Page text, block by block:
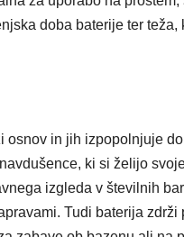
doba baterije ter
osnov in jih izpopolnjuje
ki si želijo
izgleda v številnih
Tudi baterija